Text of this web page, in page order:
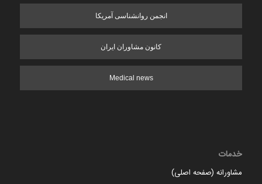
انجمن روانشناسی آمریکا
کانون مشاوران ایران
Medical news
خدمات
مشاورانه (صفحه اصلی)